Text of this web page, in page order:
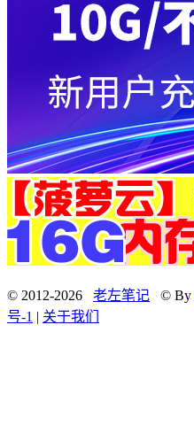
© 2012-2026 老左笔记 © By
号-1 | 关于我们